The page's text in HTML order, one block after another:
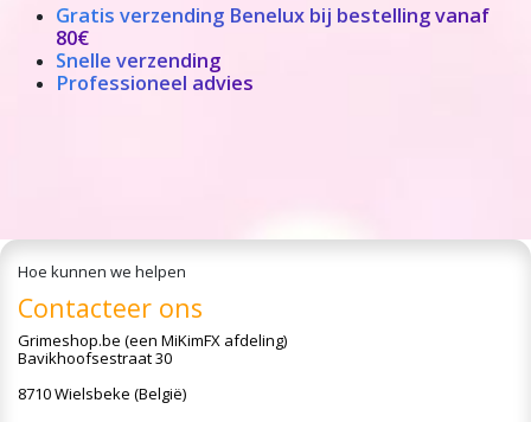
Gratis verzending Benelux bij bestelling vanaf
80€
Snelle verzending
Professioneel advies
Hoe kunnen we helpen
Contacteer ons
Grimeshop.be (een MiKimFX afdeling)
Bavikhoofsestraat 30
8710 Wielsbeke (België)